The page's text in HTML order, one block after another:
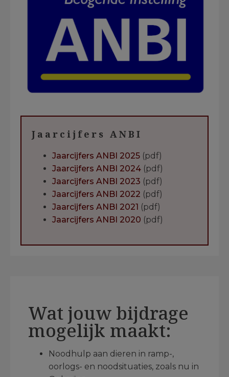
Jaarcijfers ANBI
Jaarcijfers ANBI 2025 (pdf)
Jaarcijfers ANBI 2024 (pdf)
Jaarcijfers ANBI 2023 (pdf)
Jaarcijfers ANBI 2022 (pdf)
Jaarcijfers ANBI 2021 (pdf)
Jaarcijfers ANBI 2020 (pdf)
Wat jouw bijdrage
mogelijk maakt:
Noodhulp aan dieren in ramp-,
oorlogs- en noodsituaties, zoals nu in